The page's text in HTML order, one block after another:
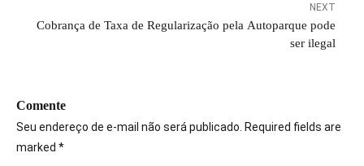
NEXT
Cobrança de Taxa de Regularização pela Autoparque pode
ser ilegal
Comente
Seu endereço de e-mail não será publicado. Required fields are
marked *